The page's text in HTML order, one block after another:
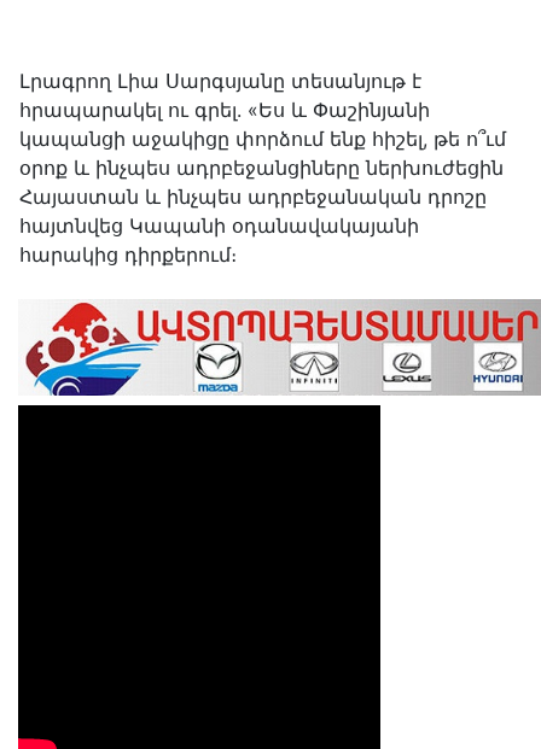
Լրագրող Լիա Սարգսյանը տեսանյութ է
հրապարակել ու գրել. «Ես և Փաշինյանի
կապանցի աջակիցը փորձում ենք հիշել, թե ո՞ւմ
օրոք և ինչպես ադրբեջանցիները ներխուժեցին
Հայաստան և ինչպես ադրբեջանական դրոշը
հայտնվեց Կապանի օդանավակայանի
հարակից դիրքերում։